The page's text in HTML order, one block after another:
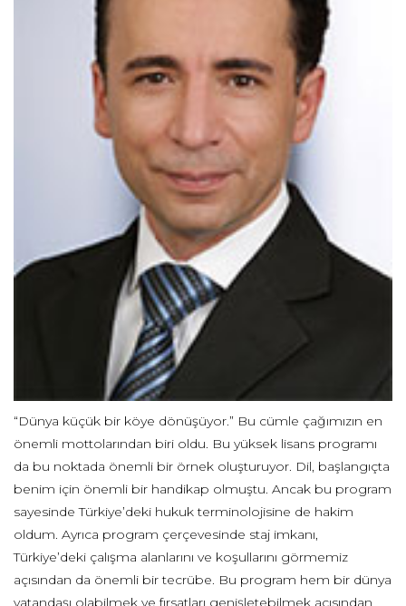
“Dünya küçük bir köye dönüşüyor.” Bu cümle çağımızın en
önemli mottolarından biri oldu. Bu yüksek lisans programı
da bu noktada önemli bir örnek oluşturuyor. Dil, başlangıçta
benim için önemli bir handikap olmuştu. Ancak bu program
sayesinde Türkiye’deki hukuk terminolojisine de hakim
oldum. Ayrıca program çerçevesinde staj imkanı,
Türkiye’deki çalışma alanlarını ve koşullarını görmemiz
açısından da önemli bir tecrübe. Bu program hem bir dünya
vatandaşı olabilmek ve fırsatları genişletebilmek açısından